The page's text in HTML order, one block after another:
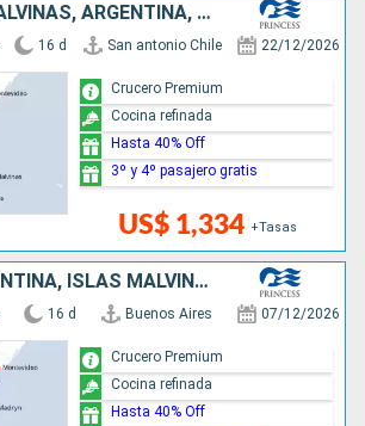
CHILE, ISLAS MALVINAS, ARGENTINA, URUGUAY
16 d San antonio Chile 22/12/2026
US$ 1,334 +Tasas
Crucero Premium
Cocina refinada
Hasta 40% Off
3º y 4º pasajero gratis
URUGUAY, ARGENTINA, ISLAS MALVINAS, CHILE
16 d Buenos Aires 07/12/2026
Crucero Premium
Cocina refinada
Hasta 40% Off